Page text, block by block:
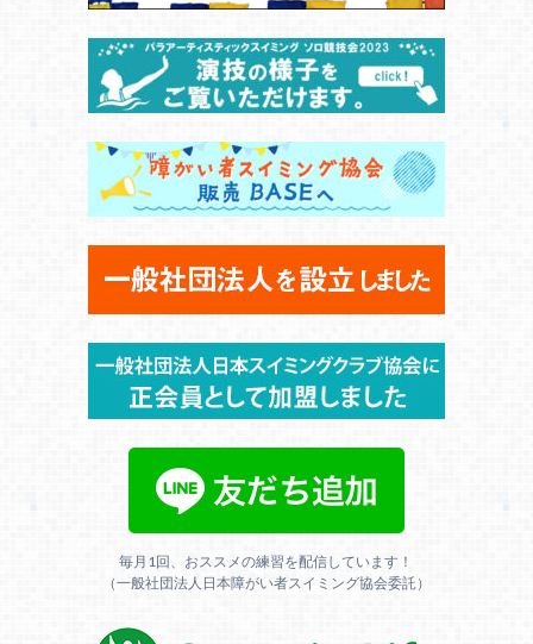
毎月1回、おススメの練習を配信しています！
（一般社団法人日本障がい者スイミング協会委託）